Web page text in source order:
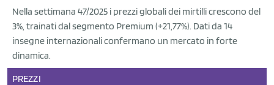
Nella settimana 47/2025 i prezzi globali dei mirtilli crescono del
3%, trainati dal segmento Premium (+21,77%). Dati da 14
insegne internazionali confermano un mercato in forte
dinamica.
PREZZI